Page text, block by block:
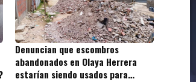
Denuncian que escombros
abandonados en Olaya Herrera
estarían siendo usados para